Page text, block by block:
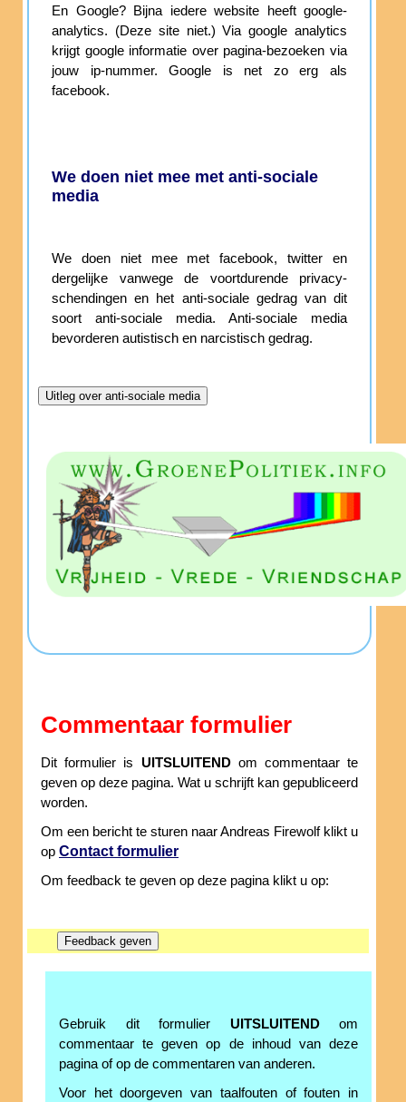
En Google? Bijna iedere website heeft google-
analytics. (Deze site niet.) Via google analytics
krijgt google informatie over pagina-bezoeken via
jouw ip-nummer. Google is net zo erg als
facebook.
We doen niet mee met anti-sociale
media
We doen niet mee met facebook, twitter en
dergelijke vanwege de voortdurende privacy-
schendingen en het anti-sociale gedrag van dit
soort anti-sociale media. Anti-sociale media
bevorderen autistisch en narcistisch gedrag.
Commentaar formulier
Dit formulier is UITSLUITENDom commentaar te
geven op deze pagina. Wat u schrijft kan gepubliceerd
worden.
Om een bericht te sturen naar Andreas Firewolf klikt u
op Contact formulier
Om feedback te geven op deze pagina klikt u op:
Gebruik dit formulier UITSLUITENDom
commentaar te geven op de inhoud van deze
pagina of op de commentaren van anderen.
Voor het doorgeven van taalfouten of fouten in